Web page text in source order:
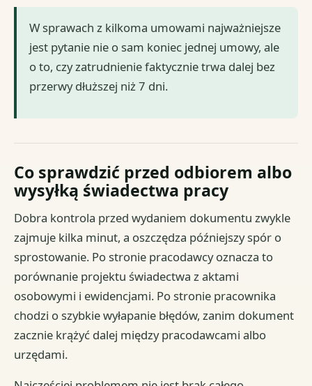
W sprawach z kilkoma umowami najważniejsze
jest pytanie nie o sam koniec jednej umowy, ale
o to, czy zatrudnienie faktycznie trwa dalej bez
przerwy dłuższej niż 7 dni.
Co sprawdzić przed odbiorem albo
wysyłką świadectwa pracy
Dobra kontrola przed wydaniem dokumentu zwykle
zajmuje kilka minut, a oszczędza późniejszy spór o
sprostowanie. Po stronie pracodawcy oznacza to
porównanie projektu świadectwa z aktami
osobowymi i ewidencjami. Po stronie pracownika
chodzi o szybkie wyłapanie błędów, zanim dokument
zacznie krążyć dalej między pracodawcami albo
urzędami.